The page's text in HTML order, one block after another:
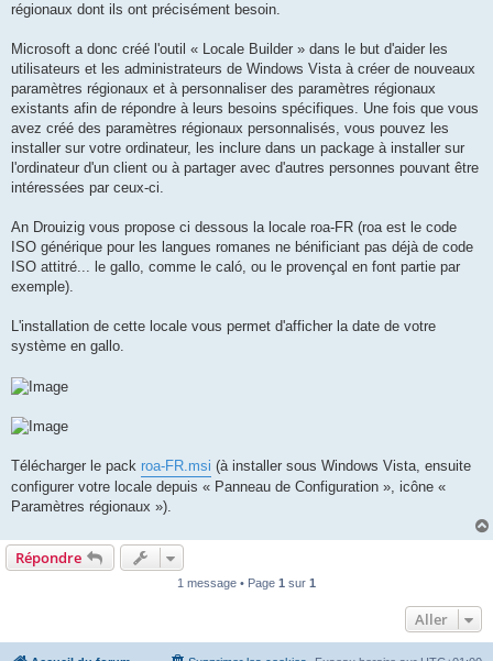
régionaux dont ils ont précisément besoin.
Microsoft a donc créé l'outil « Locale Builder » dans le but d'aider les
utilisateurs et les administrateurs de Windows Vista à créer de nouveaux
paramètres régionaux et à personnaliser des paramètres régionaux
existants afin de répondre à leurs besoins spécifiques. Une fois que vous
avez créé des paramètres régionaux personnalisés, vous pouvez les
installer sur votre ordinateur, les inclure dans un package à installer sur
l'ordinateur d'un client ou à partager avec d'autres personnes pouvant être
intéressées par ceux-ci.
An Drouizig vous propose ci dessous la locale roa-FR (roa est le code
ISO générique pour les langues romanes ne bénificiant pas déjà de code
ISO attitré... le gallo, comme le caló, ou le provençal en font partie par
exemple).
L'installation de cette locale vous permet d'afficher la date de votre
système en gallo.
Télécharger le pack roa-FR.msi (à installer sous Windows Vista, ensuite
configurer votre locale depuis « Panneau de Configuration », icône «
Paramètres régionaux »).
Répondre
1 message • Page 1 sur 1
Aller